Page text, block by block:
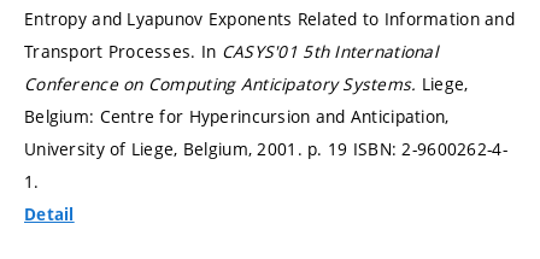
Entropy and Lyapunov Exponents Related to Information and
Transport Processes. In CASYS'01 5th International
Conference on Computing Anticipatory Systems. Liege,
Belgium: Centre for Hyperincursion and Anticipation,
University of Liege, Belgium, 2001. p. 19 ISBN: 2-9600262-4-
1.
Detail